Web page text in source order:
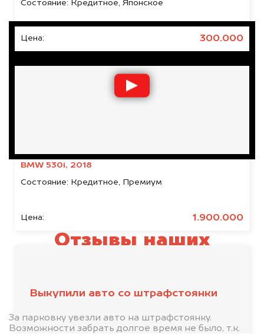
Состояние: Кредитное, Японское
Цена: 300.000
BMW 530i, 2018
Состояние: Кредитное, Премиум
Цена: 1.900.000
Отзывы наших
Выкупили авто со штрафстоянки
За парковку увезли авто на штрафстоянку.
Возможности забрать долгое время не было, т.к.